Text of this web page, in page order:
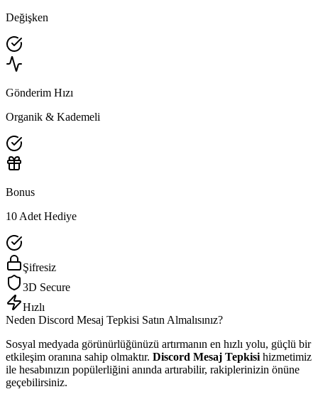
Değişken
Gönderim Hızı
Organik & Kademeli
Bonus
10 Adet Hediye
Şifresiz
3D Secure
Hızlı
Neden Discord Mesaj Tepkisi Satın Almalısınız?
Sosyal medyada görünürlüğünüzü artırmanın en hızlı yolu, güçlü bir
etkileşim oranına sahip olmaktır. Discord Mesaj Tepkisi hizmetimiz
ile hesabınızın popülerliğini anında artırabilir, rakiplerinizin önüne
geçebilirsiniz.